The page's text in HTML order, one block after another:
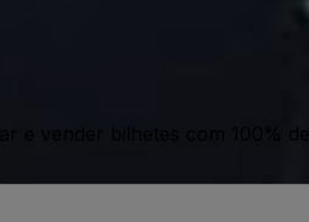
e vender bilhetes com 100% de